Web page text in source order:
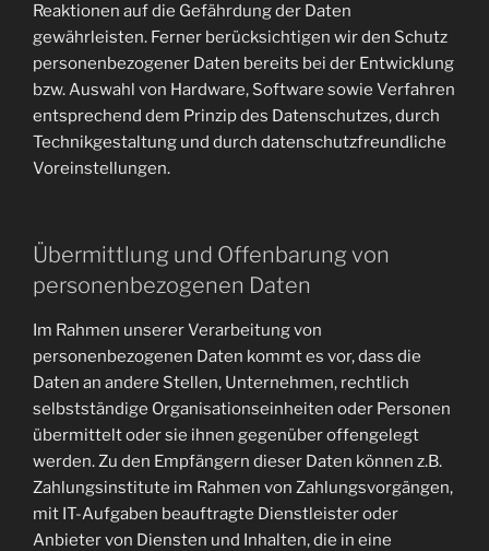
Reaktionen auf die Gefährdung der Daten
gewährleisten. Ferner berücksichtigen wir den Schutz
personenbezogener Daten bereits bei der Entwicklung
bzw. Auswahl von Hardware, Software sowie Verfahren
entsprechend dem Prinzip des Datenschutzes, durch
Technikgestaltung und durch datenschutzfreundliche
Voreinstellungen.
Übermittlung und Offenbarung von
personenbezogenen Daten
Im Rahmen unserer Verarbeitung von
personenbezogenen Daten kommt es vor, dass die
Daten an andere Stellen, Unternehmen, rechtlich
selbstständige Organisationseinheiten oder Personen
übermittelt oder sie ihnen gegenüber offengelegt
werden. Zu den Empfängern dieser Daten können z.B.
Zahlungsinstitute im Rahmen von Zahlungsvorgängen,
mit IT-Aufgaben beauftragte Dienstleister oder
Anbieter von Diensten und Inhalten, die in eine